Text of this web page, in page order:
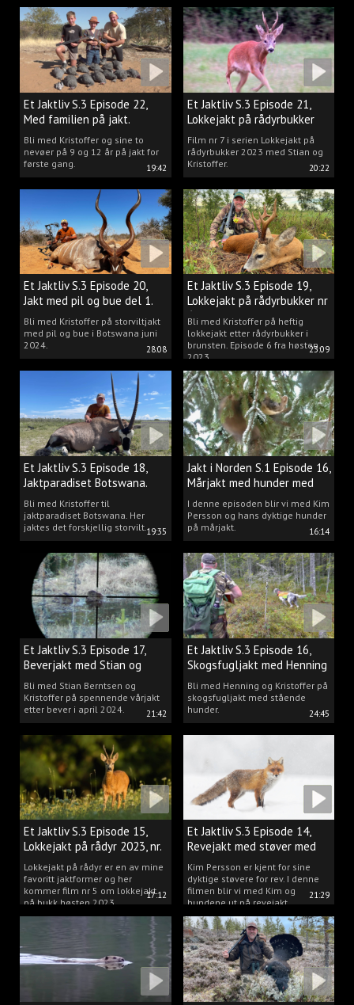
19:42
Et Jaktliv S.3 Episode 22,
Med familien på jakt.
Bli med Kristoffer og sine to
nevøer på 9 og 12 år på jakt for
første gang.
20:22
Et Jaktliv S.3 Episode 21,
Lokkejakt på rådyrbukker
med Stian og Kristoffer
Film nr 7 i serien Lokkejakt på
rådyrbukker 2023 med Stian og
Kristoffer.
28:08
Et Jaktliv S.3 Episode 20,
Jakt med pil og bue del 1.
Bli med Kristoffer på storviltjakt
med pil og bue i Botswana juni
2024.
23:09
Et Jaktliv S.3 Episode 19,
Lokkejakt på rådyrbukker nr
6
Bli med Kristoffer på heftig
lokkejakt etter rådyrbukker i
brunsten. Episode 6 fra høsten
2023.
19:35
Et Jaktliv S.3 Episode 18,
Jaktparadiset Botswana.
Bli med Kristoffer til
jaktparadiset Botswana. Her
jaktes det forskjellig storvilt.
16:14
Jakt i Norden S.1 Episode 16,
Mårjakt med hunder med
Kim Persson
I denne episoden blir vi med Kim
Persson og hans dyktige hunder
på mårjakt.
21:42
Et Jaktliv S.3 Episode 17,
Beverjakt med Stian og
Kristoffer
Bli med Stian Berntsen og
Kristoffer på spennende vårjakt
etter bever i april 2024.
24:45
Et Jaktliv S.3 Episode 16,
Skogsfugljakt med Henning
Mathisen
Bli med Henning og Kristoffer på
skogsfugljakt med stående
hunder.
17:12
Et Jaktliv S.3 Episode 15,
Lokkejakt på rådyr 2023, nr.
5Lokkejakt på rådyr er en av mine
favoritt jaktformer og her
kommer film nr 5 om lokkejakt
på bukk høsten 2023.
21:29
Et Jaktliv S.3 Episode 14,
Revejakt med støver med
Kim Persson
Kim Persson er kjent for sine
dyktige støvere for rev. I denne
filmen blir vi med Kim og
hundene ut på revejakt.